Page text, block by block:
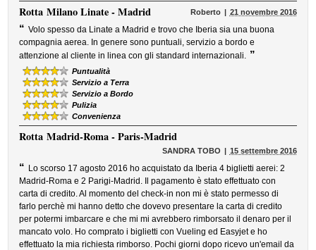
RottaMilano Linate - Madrid Roberto 21 novembre 2016
“ Volo spesso da Linate a Madrid e trovo che Iberia sia una buona
compagnia aerea. In genere sono puntuali, servizio a bordo e
attenzione al cliente in linea con gli standard internazionali. ”
Puntualità
Servizio a Terra
Servizio a Bordo
Pulizia
Convenienza
RottaMadrid-Roma - Paris-Madrid
SANDRA TOBO 15 settembre 2016
“ Lo scorso 17 agosto 2016 ho acquistato da Iberia 4 biglietti aerei: 2
Madrid-Roma e 2 Parigi-Madrid. Il pagamento è stato effettuato con
carta di credito. Al momento del check-in non mi è stato permesso di
farlo perchè mi hanno detto che dovevo presentare la carta di credito
per potermi imbarcare e che mi mi avrebbero rimborsato il denaro per il
mancato volo. Ho comprato i biglietti con Vueling ed Easyjet e ho
effettuato la mia richiesta rimborso. Pochi giorni dopo ricevo un'email da